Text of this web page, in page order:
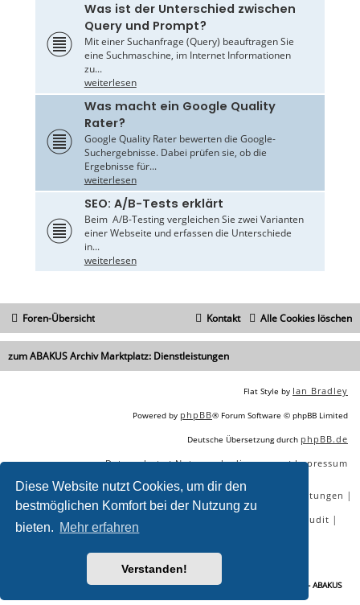
Diese Website nutzt Cookies, um dir den
bestmöglichen Komfort bei der Nutzung zu
bieten. Mehr erfahren
Verstanden!
Was ist der Unterschied zwischen
Query und Prompt?
Mit einer Suchanfrage (Query) beauftragen Sie
eine Suchmaschine, im Internet Informationen
zu...
weiterlesen
Was macht ein Google Quality
Rater?
Google Quality Rater bewerten die Google-
Suchergebnisse. Dabei prüfen sie, ob die
Ergebnisse für...
weiterlesen
SEO: A/B-Tests erklärt
Beim A/B-Testing vergleichen Sie zwei Varianten
einer Webseite und erfassen die Unterschiede
in...
weiterlesen
Foren-Übersicht Alle Cookies löschen
Kontakt
zum ABAKUS Archiv Marktplatz: Dienstleistungen
Flat Style by Ian Bradley
Powered by phpBB® Forum Software © phpBB Limited
Deutsche Übersetzung durch phpBB.de
Datenschutz|Nutzungsbedingungen|Impressum
SEO Online Tools SEO Dienstleistungen |
SEO Workshops | SEO Beratung SEO Audit |
[B] Erstellung professioneller Affiliate-Seite | Webprojekt - ABAKUS